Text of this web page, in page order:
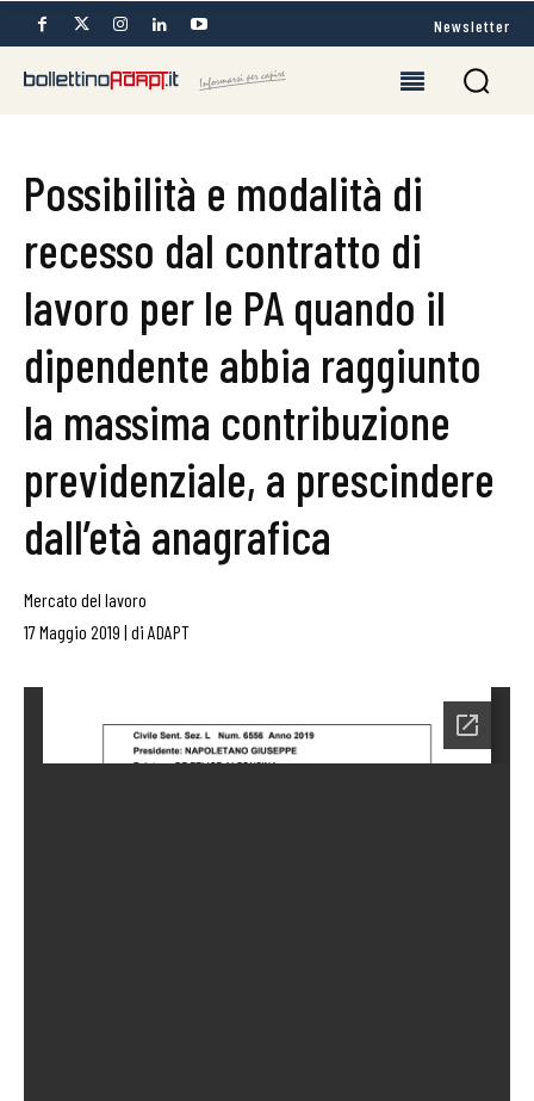
Newsletter
Possibilità e modalità di
recesso dal contratto di
lavoro per le PA quando il
dipendente abbia raggiunto
la massima contribuzione
previdenziale, a prescindere
dall’età anagrafica
Mercato del lavoro
17 Maggio 2019 | di ADAPT